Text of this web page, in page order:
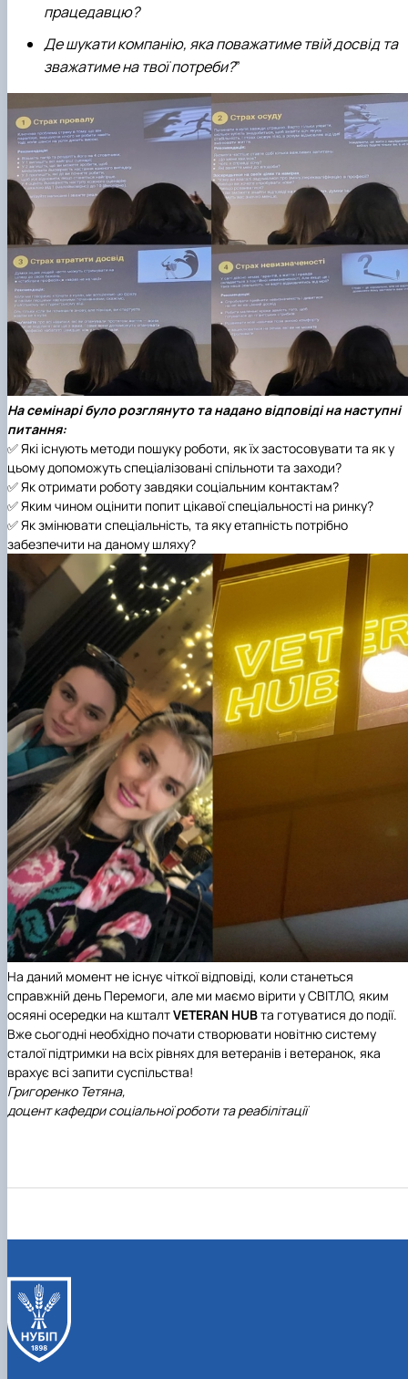
працедавцю?
Де шукати компанію, яка поважатиме твій досвід та
зважатиме на твої потреби?”
На семінарі було розглянуто та надано відповіді на наступні
питання:
✅ Які існують методи пошуку роботи, як їх застосовувати та як у
цьому допоможуть спеціалізовані спільноти та заходи?
✅ Як отримати роботу завдяки соціальним контактам?
✅ Яким чином оцінити попит цікавої спеціальності на ринку?
✅ Як змінювати спеціальність, та яку етапність потрібно
забезпечити на даному шляху?
На даний момент не існує чіткої відповіді, коли станеться
справжній день Перемоги, але ми маємо вірити у СВІТЛО, яким
осяяні осередки на кшталтVETERAN HUBта готуватися до події.
Вже сьогодні необхідно почати створювати новітню систему
сталої підтримки на всіх рівнях для ветеранів і ветеранок, яка
врахує всі запити суспільства!
Григоренко Тетяна,
доцент кафедри соціальної роботи та реабілітації